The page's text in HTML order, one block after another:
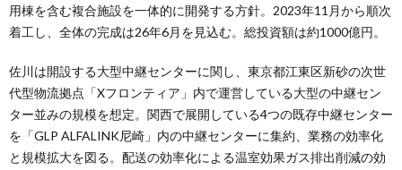
用棟を含む複合施設を一体的に開発する方針。2023年11月から順次
着工し、全体の完成は26年6月を見込む。総投資額は約1000億円。
佐川は開設する大型中継センターに関し、東京都江東区新砂の次世
代型物流拠点「Xフロンティア」内で運営している大型の中継セン
ター並みの規模を想定。関西で展開している4つの既存中継センター
を「GLP ALFALINK尼崎」内の中継センターに集約、業務の効率化
と規模拡大を図る。配送の効率化による温室効果ガス排出削減の効